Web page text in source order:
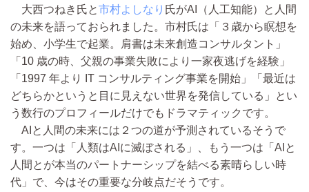
大西つねき氏と市村よしなり 氏がAI（人工知能）と人間
の未来を語っておられました。市村氏は「３歳から瞑想を
始め、小学生で起業。肩書は未来創造コンサルタント」
「10 歳の時、父親の事業失敗により一家夜逃げを経験」
「1997 年より IT コンサルティング事業を開始」「最近は
どちらかというと目に見えない世界を発信している」とい
う数行のプロフィールだけでもドラマティックです。
AIと人間の未来には２つの道が予測されているそうで
す。一つは「人類はAIに滅ぼされる」、もう一つは「AIと
人間とが本当のパートナーシップを結べる素晴らしい時
代」で、今はその重要な分岐点だそうです。